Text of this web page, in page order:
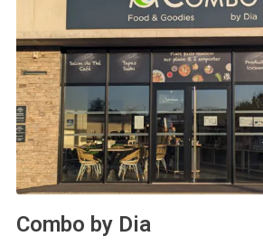
Combo by Dia